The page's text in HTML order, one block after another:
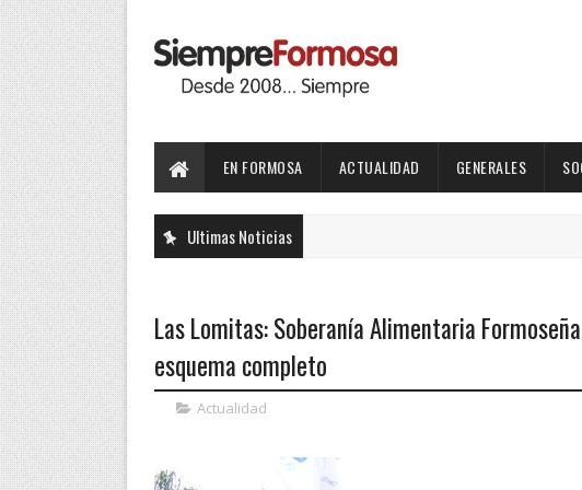
EN FORMOSA ACTUALIDAD GENERALES
Ultimas Noticias
Las Lomitas: Soberanía Alimentaria
esquema completo
Actualidad